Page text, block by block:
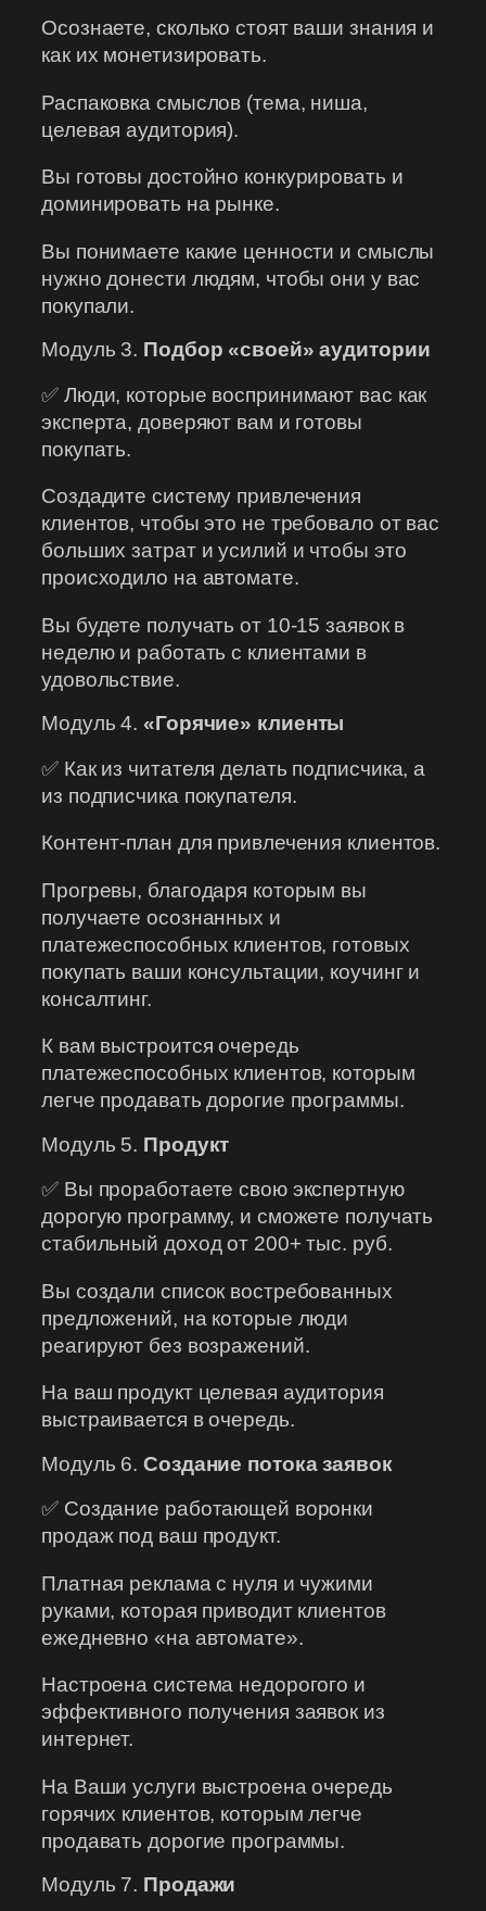
Осознаете, сколько стоят ваши знания и
как их монетизировать.
Распаковка смыслов (тема, ниша,
целевая аудитория).
Вы готовы достойно конкурировать и
доминировать на рынке.
Вы понимаете какие ценности и смыслы
нужно донести людям, чтобы они у вас
покупали.
Модуль 3. Подбор «своей» аудитории
✅ Люди, которые воспринимают вас как
эксперта, доверяют вам и готовы
покупать.
Создадите систему привлечения
клиентов, чтобы это не требовало от вас
больших затрат и усилий и чтобы это
происходило на автомате.
Вы будете получать от 10-15 заявок в
неделю и работать с клиентами в
удовольствие.
Модуль 4. «Горячие» клиенты
✅ Как из читателя делать подписчика, а
из подписчика покупателя.
Контент-план для привлечения клиентов.
Прогревы, благодаря которым вы
получаете осознанных и
платежеспособных клиентов, готовых
покупать ваши консультации, коучинг и
консалтинг.
К вам выстроится очередь
платежеспособных клиентов, которым
легче продавать дорогие программы.
Модуль 5. Продукт
✅ Вы проработаете свою экспертную
дорогую программу, и сможете получать
стабильный доход от 200+ тыс. руб.
Вы создали список востребованных
предложений, на которые люди
реагируют без возражений.
На ваш продукт целевая аудитория
выстраивается в очередь.
Модуль 6. Создание потока заявок
✅ Создание работающей воронки
продаж под ваш продукт.
Платная реклама с нуля и чужими
руками, которая приводит клиентов
ежедневно «на автомате».
Настроена система недорогого и
эффективного получения заявок из
интернет.
На Ваши услуги выстроена очередь
горячих клиентов, которым легче
продавать дорогие программы.
Модуль 7. Продажи